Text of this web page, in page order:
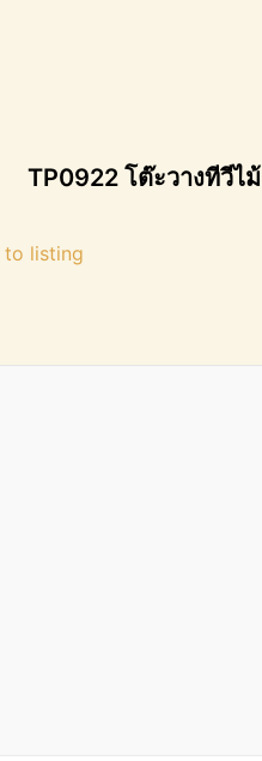
TP0922 โต๊ะวางทีวีไม้
listing